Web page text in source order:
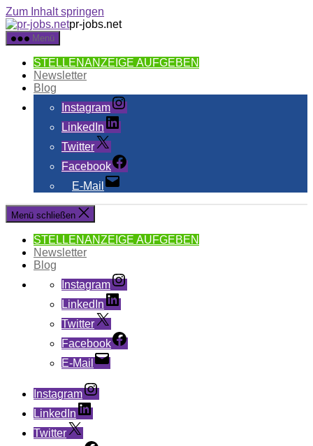
Zum Inhalt springen
pr-jobs.net
Menü
STELLENANZEIGE AUFGEBEN
Newsletter
Blog
Instagram
LinkedIn
Twitter
Facebook
E-Mail
Menü schließen
STELLENANZEIGE AUFGEBEN
Newsletter
Blog
Instagram
LinkedIn
Twitter
Facebook
E-Mail
Instagram
LinkedIn
Twitter